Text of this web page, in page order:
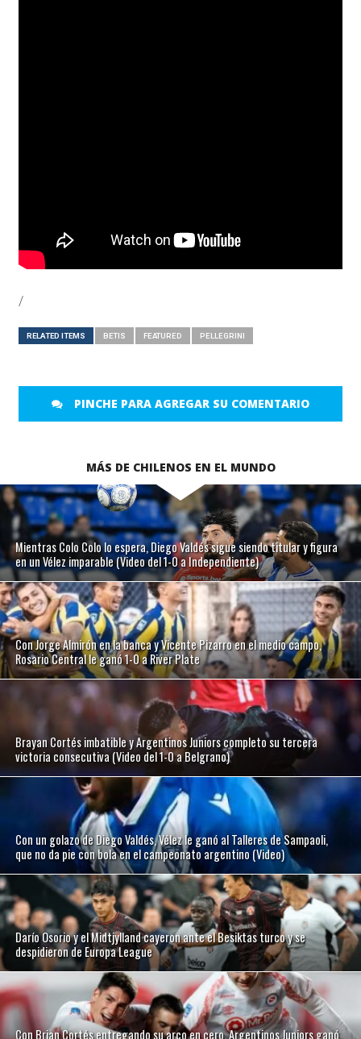
/
RELATED ITEMS BETIS FEATURED PELLEGRINI
PINCHE PARA AGREGAR SU COMENTARIO
MÁS DE CHILENOS EN EL MUNDO
Mientras Colo Colo lo espera, Diego Valdés sigue siendo titular y figura
en un Vélez imparable (Video del 1-0 a Independiente)
Con Jorge Almirón en la banca y Vicente Pizarro en el medio campo,
Rosario Central le ganó 1-0 a River Plate
Brayan Cortés imbatible y Argentinos Juniors completo su tercera
victoria consecutiva (Video del 1-0 a Belgrano)
Con un golazo de Diego Valdés, Vélez le ganó al Talleres de Sampaoli,
que no da pie con bola en el campeonato argentino (Video)
Darío Osorio y el Midtjylland cayeron ante el Besiktas turco y se
despidieron de Europa League
Con Brian Cortés entregando su arco en cero, Argentinos Juniors ganó